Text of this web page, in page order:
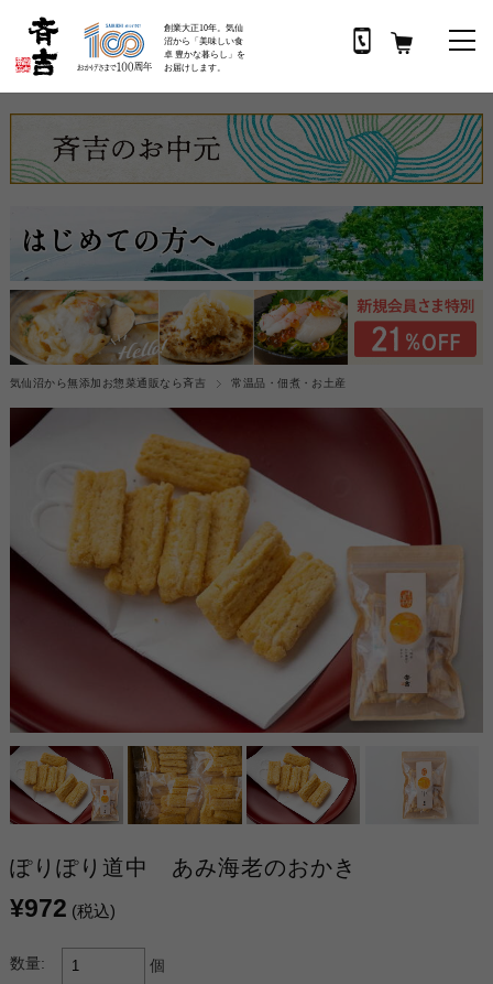
創業大正10年。気仙
沼から「美味しい食
卓 豊かな暮らし」を
お届けします。
気仙沼から無添加お惣菜通販なら斉吉 常温品・佃煮・お土産
ぽりぽり道中 あみ海老のおかき
¥972 (税込)
数量: 個